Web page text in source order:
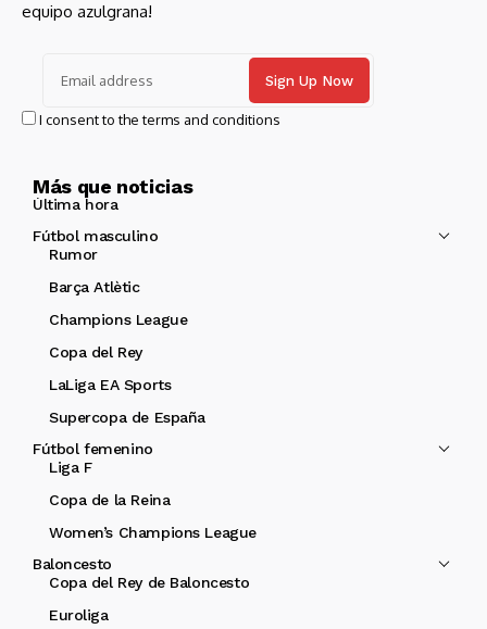
equipo azulgrana!
I consent to the terms and conditions
Más que noticias
Última hora
Fútbol masculino
Rumor
Barça Atlètic
Champions League
Copa del Rey
LaLiga EA Sports
Supercopa de España
Fútbol femenino
Liga F
Copa de la Reina
Women’s Champions League
Baloncesto
Copa del Rey de Baloncesto
Euroliga